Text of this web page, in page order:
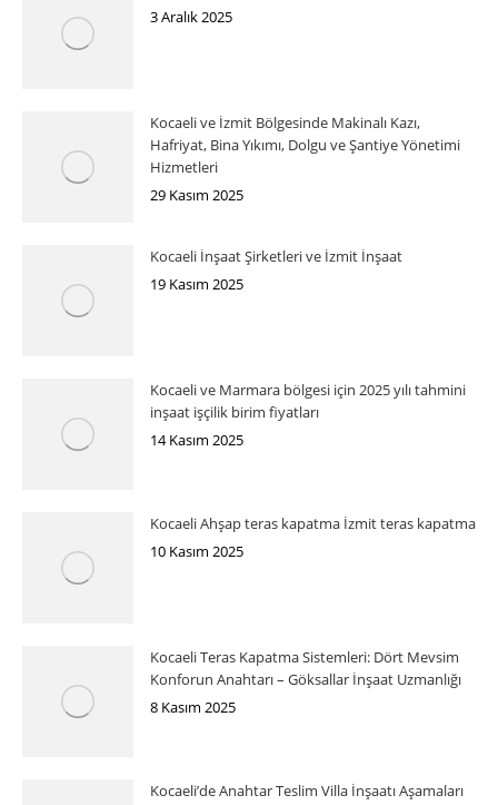
3 Aralık 2025
Kocaeli ve İzmit Bölgesinde Makinalı Kazı,
Hafriyat, Bina Yıkımı, Dolgu ve Şantiye Yönetimi
Hizmetleri
29 Kasım 2025
Kocaeli İnşaat Şirketleri ve İzmit İnşaat
19 Kasım 2025
Kocaeli ve Marmara bölgesi için 2025 yılı tahmini
inşaat işçilik birim fiyatları
14 Kasım 2025
Kocaeli Ahşap teras kapatma İzmit teras kapatma
10 Kasım 2025
Kocaeli Teras Kapatma Sistemleri: Dört Mevsim
Konforun Anahtarı – Göksallar İnşaat Uzmanlığı
8 Kasım 2025
Kocaeli’de Anahtar Teslim Villa İnşaatı Aşamaları